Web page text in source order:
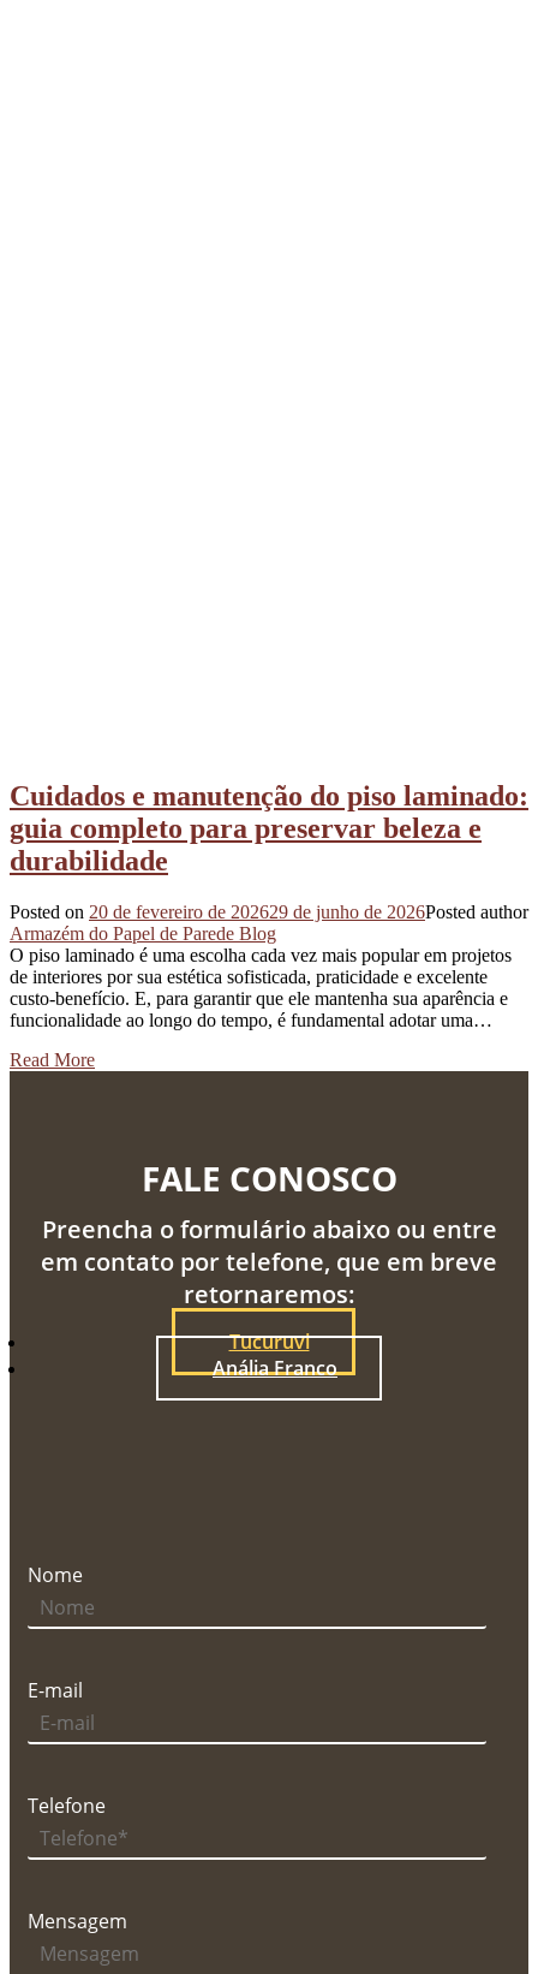
Cuidados e manutenção do piso laminado:
guia completo para preservar beleza e
durabilidade
Posted on 20 de fevereiro de 202629 de junho de 2026Posted author
Armazém do Papel de Parede Blog
O piso laminado é uma escolha cada vez mais popular em projetos
de interiores por sua estética sofisticada, praticidade e excelente
custo-benefício. E, para garantir que ele mantenha sua aparência e
funcionalidade ao longo do tempo, é fundamental adotar uma…
Read More
FALE CONOSCO
Preencha o formulário abaixo ou entre
em contato por telefone, que em breve
retornaremos:
Tucuruvi
Anália Franco
Nome
E-mail
Telefone
Mensagem